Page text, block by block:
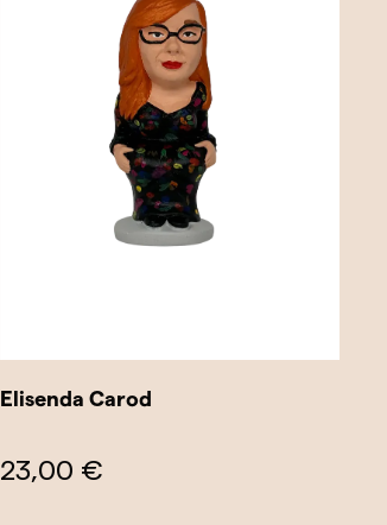
Elisenda Carod
23,00 €